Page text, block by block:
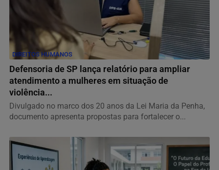
DIREITOS HUMANOS
Defensoria de SP lança relatório para ampliar
atendimento a mulheres em situação de
violência...
Divulgado no marco dos 20 anos da Lei Maria da Penha,
documento apresenta propostas para fortalecer o...